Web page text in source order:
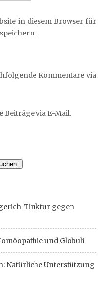
in diesem Browser für
Kommentare via
Beiträge via E-Mail.
Tinktur gegen
und Globuli
Natürliche Unterstützung